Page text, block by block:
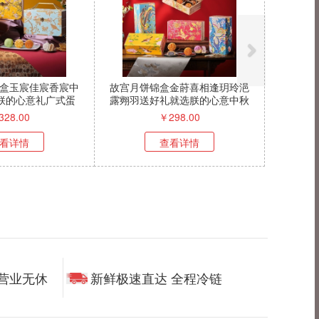
玉宸佳宸香宸中
的心意礼广式蛋
莲蓉
详情
故宫月饼锦盒金莳喜相逢玥玲浥
露翙羽送好礼就选朕的心意中秋
礼盒
￥298.00
查看详情
业无休 新鲜极速直达 全程冷链